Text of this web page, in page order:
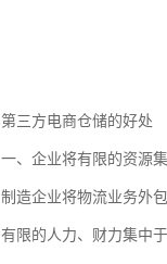
第三方电商仓储的好处
一、企业将有限的资源
制造企业将物流业务外
有限的人力、财力集中于